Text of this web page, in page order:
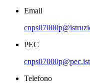
Email
PEC
Telefono